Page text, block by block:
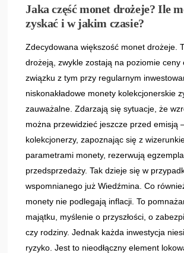
Jaka część monet drożeje? Ile
zyskać i w jakim czasie?
Zdecydowana większość monet drożeje.
drożeją, zwykle zostają na poziomie ceny
związku z tym przy regularnym
niskonakładowe monety kolekcjonerskie
zauważalne. Zdarzają się sytuacje, że
można przewidzieć jeszcze przed emisją
kolekcjonerzy, zapoznając się z
parametrami monety, rezerwują
przedsprzedaży. Tak dzieje się w
wspomnianego już Wiedźmina. Co
monety nie podlegają inflacji. To
majątku, myślenie o przyszłości, o
czy rodziny. Jednak każda inwestycja
ryzyko. Jest to nieodłączny element